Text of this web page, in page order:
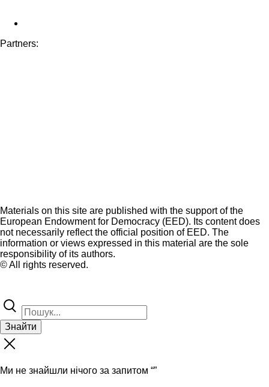
Partners:
Materials on this site are published with the support of the
European Endowment for Democracy (EED). Its content does
not necessarily reflect the official position of EED. The
information or views expressed in this material are the sole
responsibility of its authors.
© All rights reserved.
Знайти
Ми не знайшли нічого за запитом “”